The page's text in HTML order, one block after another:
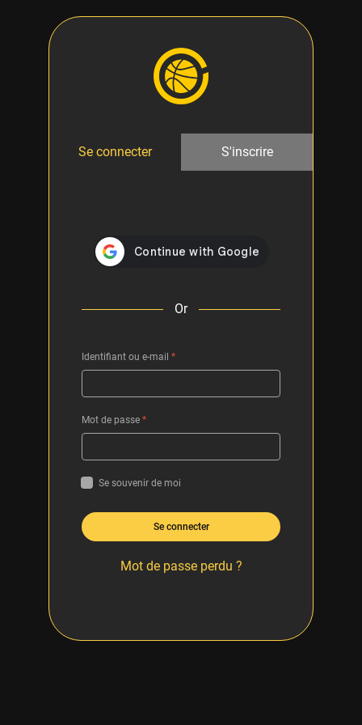
Se connecter S'inscrire
Or
Identifiant ou e-mail *
Mot de passe *
Se souvenir de moi
Se connecter
Mot de passe perdu ?